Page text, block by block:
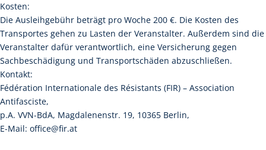
Kosten:
Die Ausleihgebühr beträgt pro Woche 200 €. Die Kosten des
Transportes gehen zu Lasten der Veranstalter. Außerdem sind die
Veranstalter dafür verantwortlich, eine Versicherung gegen
Sachbeschädigung und Transportschäden abzuschließen.
Kontakt:
Fédération Internationale des Résistants (FIR) – Association
Antifasciste,
p.A. VVN-BdA, Magdalenenstr. 19, 10365 Berlin,
E-Mail: office@fir.at